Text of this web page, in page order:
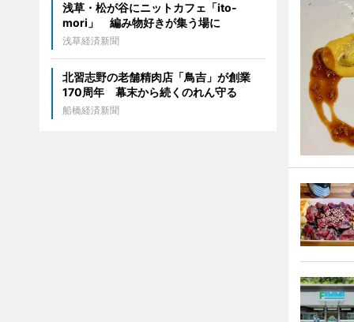
浅草・松が谷にニットカフェ「ito-
mori」 編み物好きが集う場に
浅草経済新聞
北習志野の老舗精肉店「鳥吉」が創業
170周年 幕末から続くのれん守る
船橋経済新聞